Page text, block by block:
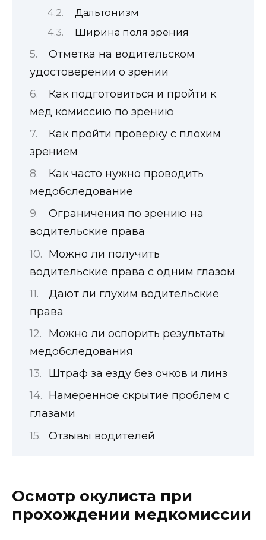
Дальтонизм
Ширина поля зрения
Отметка на водительском
удостоверении о зрении
Как подготовиться и пройти к
мед комиссию по зрению
Как пройти проверку с плохим
зрением
Как часто нужно проводить
медобследование
Ограничения по зрению на
водительские права
Можно ли получить
водительские права с одним глазом
Дают ли глухим водительские
права
Можно ли оспорить результаты
медобследования
Штраф за езду без очков и линз
Намеренное скрытие проблем с
глазами
Отзывы водителей
Осмотр окулиста при
прохождении медкомиссии